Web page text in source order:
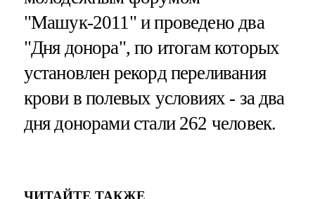
"Машук-2011" и проведено два
"Дня донора", по итогам которых
установлен рекорд переливания
крови в полевых условиях - за два
дня донорами стали 262 человек.